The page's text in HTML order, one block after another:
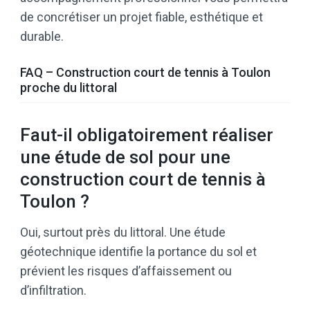
de concrétiser un projet fiable, esthétique et
durable.
FAQ – Construction court de tennis à Toulon
proche du littoral
Faut-il obligatoirement réaliser
une étude de sol pour une
construction court de tennis à
Toulon ?
Oui, surtout près du littoral. Une étude
géotechnique identifie la portance du sol et
prévient les risques d’affaissement ou
d’infiltration.